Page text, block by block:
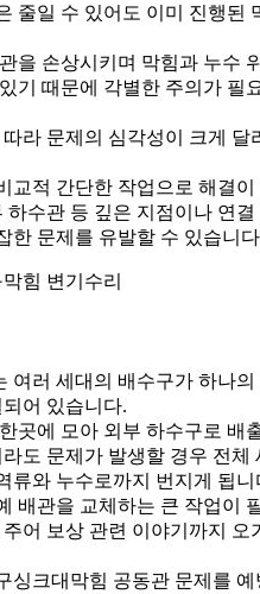
줄일 수 있어도 이미 진행된
을 손상시키며 막힘과 누수
기 때문에 각별한 주의가 필
라 문제의 심각성이 크게 달
교적 간단한 작업으로 해결이
수관 등 깊은 지점이나 연결
한 문제를 유발할 수 있습니
힘 변기수리
여러 세대의 배수구가 하나의
어 있습니다.
곳에 모아 외부 하수구로 배
도 문제가 발생할 경우 전체
류와 누수로까지 번지게 됩니
배관을 교체하는 큰 작업이
어 보상 관련 이야기까지 오
싱크대막힘 공동관 문제를 예